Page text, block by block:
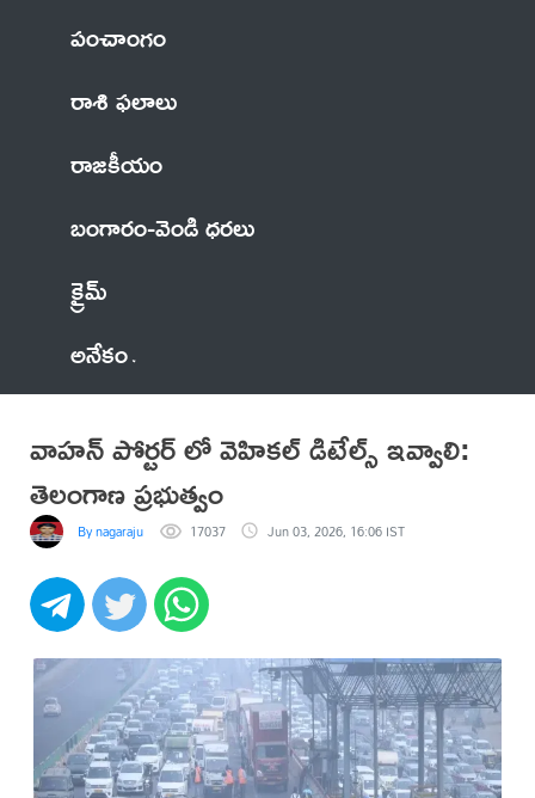
పంచాంగం
రాశి ఫలాలు
రాజకీయం
బంగారం-వెండి ధరలు
క్రైమ్
అనేకం
వాహన్ పోర్టర్ లో వెహికల్ డిటేల్స్ ఇవ్వాలి:
తెలంగాణ ప్రభుత్వం
By nagaraju 17037 Jun 03, 2026, 16:06 IST